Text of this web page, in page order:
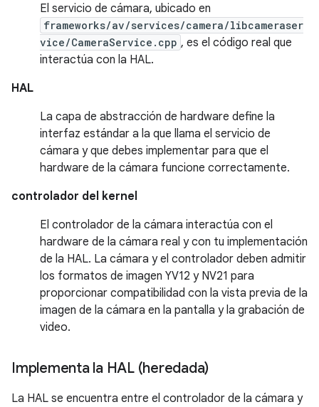
El servicio de cámara, ubicado en
frameworks/av/services/camera/libcameraser
vice/CameraService.cpp , es el código real que
interactúa con la HAL.
HAL
La capa de abstracción de hardware define la
interfaz estándar a la que llama el servicio de
cámara y que debes implementar para que el
hardware de la cámara funcione correctamente.
controlador del kernel
El controlador de la cámara interactúa con el
hardware de la cámara real y con tu implementación
de la HAL. La cámara y el controlador deben admitir
los formatos de imagen YV12 y NV21 para
proporcionar compatibilidad con la vista previa de la
imagen de la cámara en la pantalla y la grabación de
video.
Implementa la HAL (heredada)
La HAL se encuentra entre el controlador de la cámara y